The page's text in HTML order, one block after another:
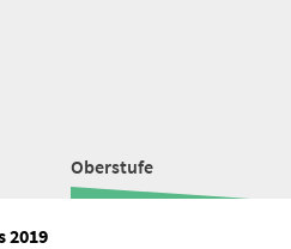
Oberstufe
2019